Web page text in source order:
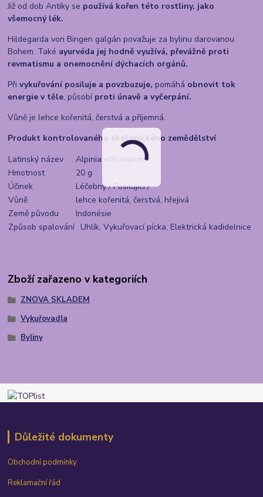
Již od dob Antiky se používá kořen této rostliny, jako
všemocný lék.
Hildegarda von Bingen galgán považuje za bylinu darovanou
Bohem. Také ayurvéda jej hodně využívá, převážně proti
revmatismu a onemocnění dýchacích orgánů.
Přivykuřování posiluje a povzbuzuje, pomáhá obnovit tok
energie v těle, působí proti únavě a vyčerpání.
Vůně je lehce kořenitá, čerstvá a příjemná.
Produkt kontrolovaného ekologického zemědělství
Latinský název
Alpinia officinarum
Hmotnost
20 g
Účinek
Léčebný / Posilující /
Vůně
lehce kořenitá, čerstvá, hřejivá
Země původu
Indonésie
Způsob spalování Uhlík, Vykuřovací pícka, Elektrická kadidelnice
Zboží zařazeno v kategoriích
ZNOVA SKLADEM
Vykuřovadla
Byliny
Důležité dokumenty
Obchodní podmínky
Reklamační řád